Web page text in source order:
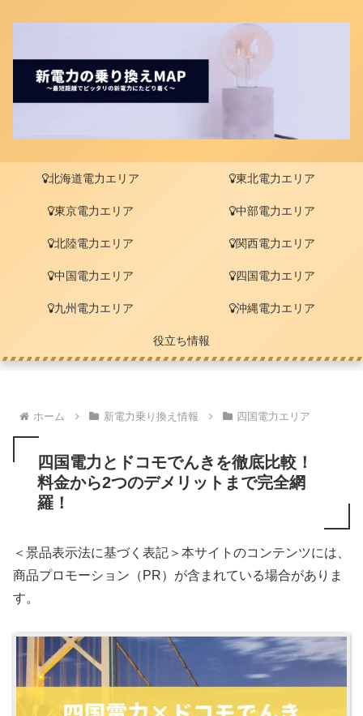
北海道電力エリア 東北電力エリア
東京電力エリア 中部電力エリア
北陸電力エリア 関西電力エリア
中国電力エリア 四国電力エリア
九州電力エリア 沖縄電力エリア
役立ち情報
ホーム 新電力乗り換え情報 四国電力エリア
四国電力とドコモでんきを徹底比較！
料金から2つのデメリットまで完全網
羅！
＜景品表示法に基づく表記＞本サイトのコンテンツには、
商品プロモーション（PR）が含まれている場合がありま
す。